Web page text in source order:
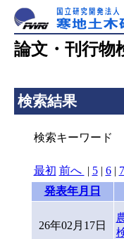
論文・刊行物
検索結果
検索キーワード
最初 前へ | 5| 6| 7
発表年月日
26年02月17日